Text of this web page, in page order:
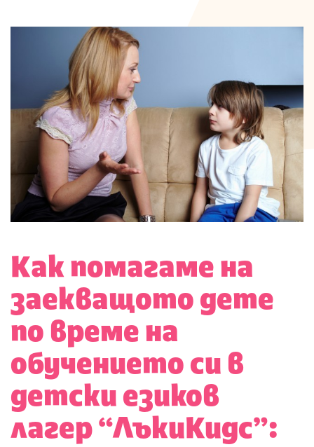
Как помагаме на
заекващото дете
по време на
обучението си в
детски езиков
лагер “ЛъкиКидс”: